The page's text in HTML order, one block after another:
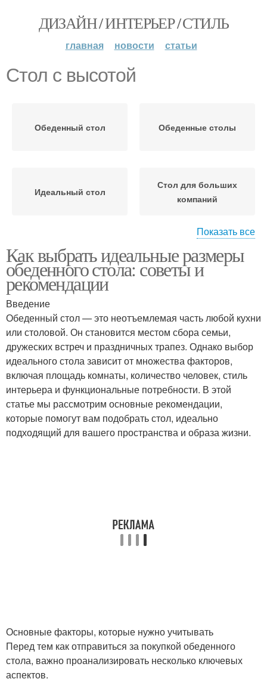
ДИЗАЙН / ИНТЕРЬЕР / СТИЛЬ
главная новости статьи
Стол с высотой
Обеденный стол Обеденные столы
Идеальный стол
Стол для больших
компаний
Стол для маленькой Стол при выборе
Показать все
Как выбрать идеальные размеры
обеденного стола: советы и
рекомендации
Введение
Обеденный стол — это неотъемлемая часть любой кухни
или столовой. Он становится местом сбора семьи,
дружеских встреч и праздничных трапез. Однако выбор
идеального стола зависит от множества факторов,
включая площадь комнаты, количество человек, стиль
интерьера и функциональные потребности. В этой
статье мы рассмотрим основные рекомендации,
которые помогут вам подобрать стол, идеально
подходящий для вашего пространства и образа жизни.
Основные факторы, которые нужно учитывать
Перед тем как отправиться за покупкой обеденного
стола, важно проанализировать несколько ключевых
аспектов.